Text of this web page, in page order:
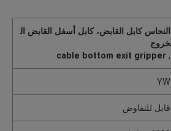
النحاس كابل القابض، كابل أسفل القابض ال
خروج
,
cable bottom exit gripper
YW
قابل للتفاوض